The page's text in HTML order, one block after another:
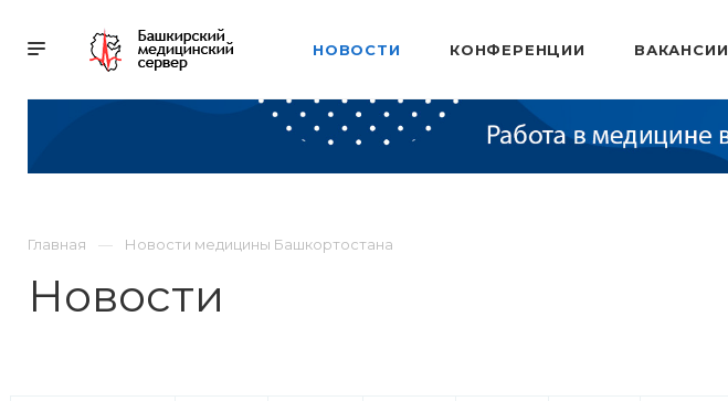
НОВОСТИ КОНФЕРЕНЦИИ ВАКАНСИИ
Главная Новости медицины Башкортостана
Новости